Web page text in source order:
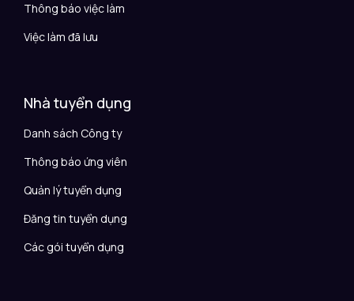
Thông báo việc làm
Việc làm đã lưu
Nhà tuyển dụng
Danh sách Công ty
Thông báo ứng viên
Quản lý tuyển dụng
Đăng tin tuyển dụng
Các gói tuyển dụng